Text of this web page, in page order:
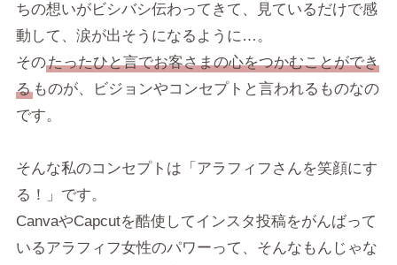
ちの想いがビシバシ伝わってきて、見ているだけで感
動して、涙が出そうになるように…。
そのたったひと言でお客さまの心をつかむことができ
るものが、ビジョンやコンセプトと言われるものなの
です。
そんな私のコンセプトは「アラフィフさんを笑顔にす
る！」です。
CanvaやCapcutを酷使してインスタ投稿をがんばって
いるアラフィフ女性のパワーって、そんなもんじゃな